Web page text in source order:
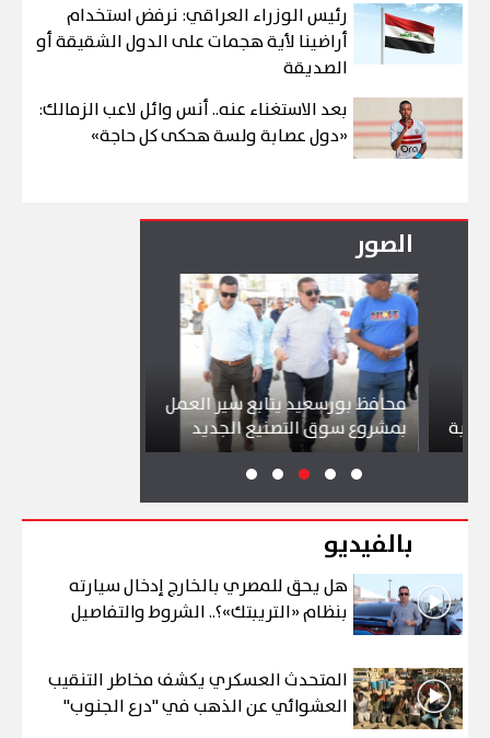
رئيس الوزراء العراقي: نرفض استخدام
أراضينا لأية هجمات على الدول الشقيقة أو
الصديقة
بعد الاستغناء عنه.. أنس وائل لاعب الزمالك:
«دول عصابة ولسة هحكى كل حاجة»
الصور
محافظ بورسعيد يتابع سير العمل
بمشروع سوق التصنيع الجديد
بالفيديو
هل يحق للمصري بالخارج إدخال سيارته
بنظام «التريبتك»؟.. الشروط والتفاصيل
المتحدث العسكري يكشف مخاطر التنقيب
العشوائي عن الذهب في "درع الجنوب"